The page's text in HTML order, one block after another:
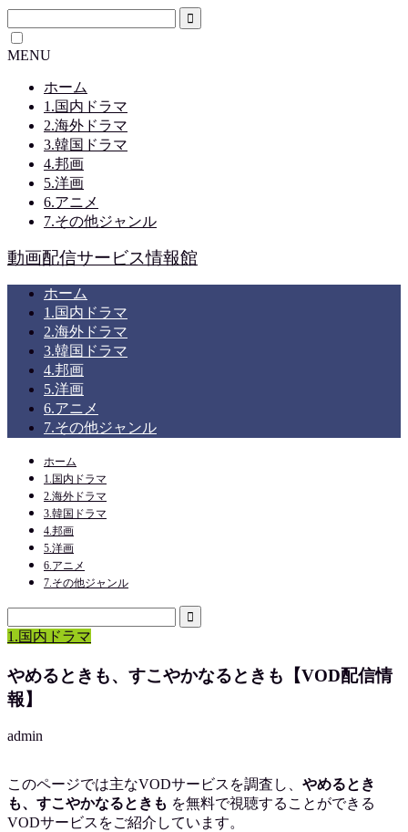
MENU
ホーム
1.国内ドラマ
2.海外ドラマ
3.韓国ドラマ
4.邦画
5.洋画
6.アニメ
7.その他ジャンル
動画配信サービス情報館
ホーム
1.国内ドラマ
2.海外ドラマ
3.韓国ドラマ
4.邦画
5.洋画
6.アニメ
7.その他ジャンル
ホーム
1.国内ドラマ
2.海外ドラマ
3.韓国ドラマ
4.邦画
5.洋画
6.アニメ
7.その他ジャンル
1.国内ドラマ
やめるときも、すこやかなるときも【VOD配信情
報】
admin
このページでは主なVODサービスを調査し、 やめるとき
も、すこやかなるときも を無料で視聴することができる
VODサービスをご紹介しています。